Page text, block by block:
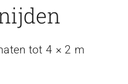
tot 4 × 2 m